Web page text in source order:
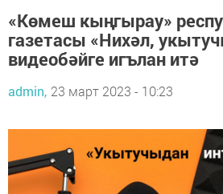
«Көмеш кыңгырау»
газетасы «Нихәл,
видеобәйге игълан итә
admin, 23 март 2023 - 10:23